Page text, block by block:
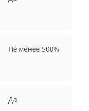
Не менее 500%
Да